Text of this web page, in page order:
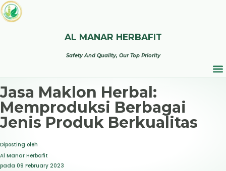
AL MANAR HERBAFIT
Safety And Quality, Our Top Priority
Jasa Maklon Herbal:
Memproduksi Berbagai
Jenis Produk Berkualitas
Diposting oleh
Al Manar Herbafit
pada 09 February 2023